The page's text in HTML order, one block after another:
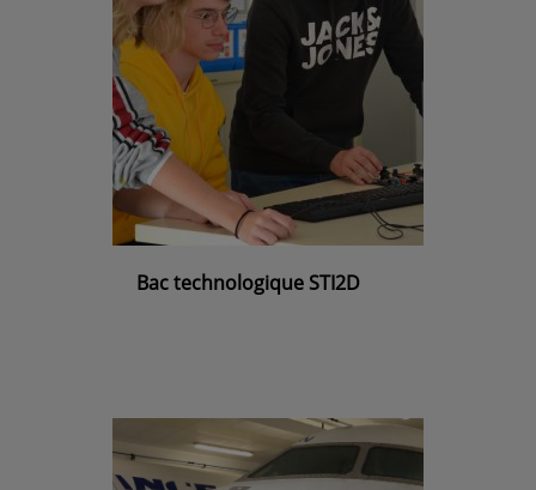
Bac technologique STI2D